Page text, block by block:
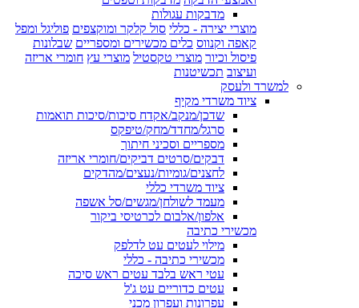
מדבקות עגולות
מוצרי יצירה - כללי סול קלקר ומוקצפים פוליגל ומפל
קאפה וקנווס כלים מכשירים ומספריים שבלונות
פיסול וכיור מוצרי טקסטיל מוצרי עץ חומרי אריזה
ועיצוב תכשיטנות
למשרד ולעסק
ציוד משרדי מקיף
שדכן/מנקב/אקדח סיכות/סיכות תואמות
סרגל/מחדד/מחק/טיפקס
מספריים וסכיני חיתוך
דבקים/סרטים דביקים/חומרי אריזה
לחצנים/גומיות/נעצים/מהדקים
ציוד משרדי כללי
מעמד לשולחן/מגשים/סל אשפה
אלפון/אלבום לכרטיסי ביקור
מכשירי כתיבה
מילוי לעטים עט לדלפק
מכשירי כתיבה - כללי
עטי ראש בלבד עטים ראש סיכה
עטים כדוריים עט ג'ל
עפרונות ועפרון מכני